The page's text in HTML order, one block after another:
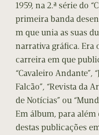
1959, na 2.ª série do
primeira banda
m que unia as suas
narrativa gráfica. Era
carreira em que
“Cavaleiro Andante”,
Falcão”, “Revista da
de Notícias” ou
Em álbum, para
destas publicações